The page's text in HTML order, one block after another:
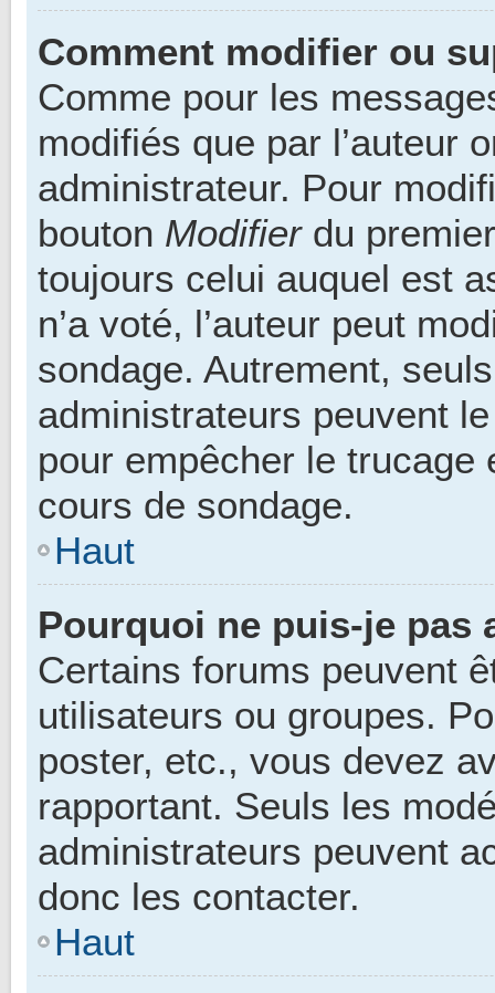
Comment modifier ou
Comme pour les
modifiés que par l’auteur
administrateur. Pour
bouton Modifierdu
toujours celui auquel est
n’a voté, l’auteur peut
sondage. Autrement,
administrateurs peuvent
pour empêcher le
cours de sondage.
Haut
Pourquoi ne puis-je pas
Certains forums peuvent
utilisateurs ou groupes.
poster, etc., vous devez
rapportant. Seuls les
administrateurs peuvent
donc les contacter.
Haut